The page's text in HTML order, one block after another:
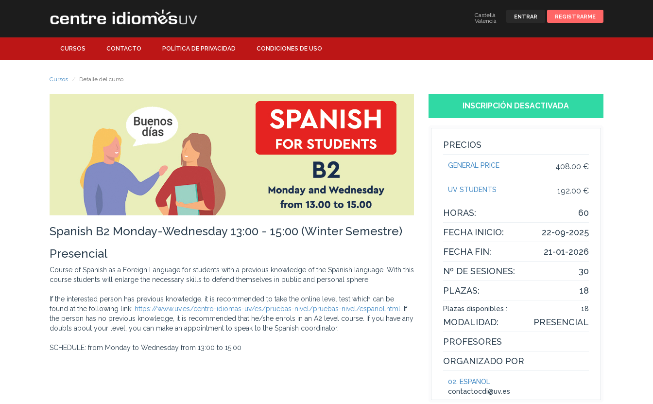
ENTRAR REGISTRARME
Castellà
Valencià
CURSOS CONTACTO POLÍTICA DE PRIVACIDAD CONDICIONES DE USO
Cursos Detalle del curso
Spanish B2 Monday-Wednesday 13:00 - 15:00 (Winter Semestre)
Presencial
Course of Spanish as a Foreign Language for students with a previous knowledge of the Spanish language. With this
course students will enlarge the necessary skills to defend themselves in public and personal sphere.
If the interested person has previous knowledge, it is recommended to take the online level test which can be
found at the following link: https://www.uv.es/centro-idiomas-uv/es/pruebas-nivel/pruebas-nivel/espanol.html. If
the person has no previous knowledge, it is recommended that he/she enrols in an A2 level course. If you have any
doubts about your level, you can make an appointment to speak to the Spanish coordinator.
SCHEDULE: from Monday to Wednesday from 13:00 to 15:00
INSCRIPCIÓN DESACTIVADA
PRECIOS
408.00 €
GENERAL PRICE
192.00 €
UV STUDENTS
HORAS:
60
FECHA INICIO:
22-09-2025
FECHA FIN:
21-01-2026
Nº DE SESIONES:
30
PLAZAS:
18
Plazas disponibles : 18
MODALIDAD:
PRESENCIAL
PROFESORES
ORGANIZADO POR
02. ESPAÑOL
contactocdi@uv.es